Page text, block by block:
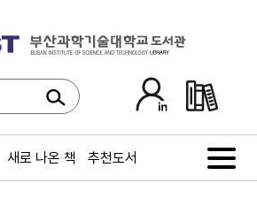
새로 나온 책 추천도서